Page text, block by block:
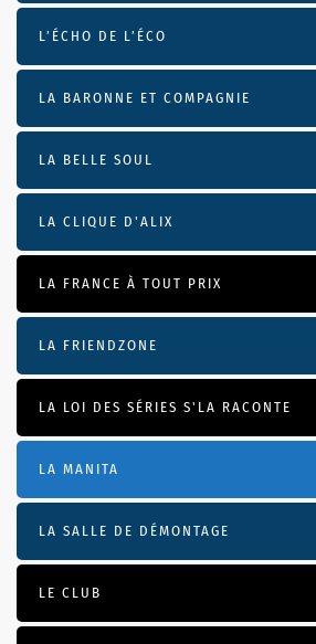
L’ÉCHO DE L’ÉCO
LA BARONNE ET COMPAGNIE
LA BELLE SOUL
LA CLIQUE D'ALIX
LA FRANCE À TOUT PRIX
LA FRIENDZONE
LA LOI DES SÉRIES S'LA RACONTE
LA MANITA
LA SALLE DE DÉMONTAGE
LE CLUB